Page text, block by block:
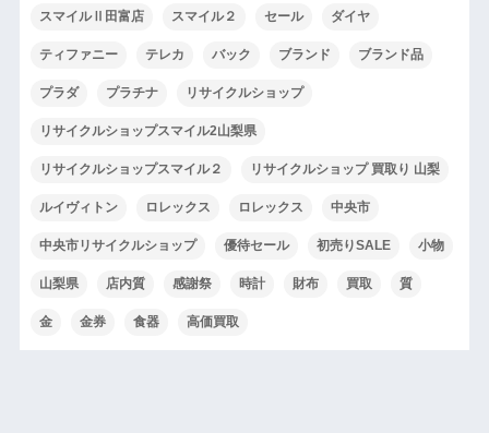
スマイルⅡ田富店 スマイル２ セール ダイヤ
ティファニー テレカ バック ブランド ブランド品
プラダ プラチナ リサイクルショップ
リサイクルショップスマイル2山梨県
リサイクルショップスマイル２ リサイクルショップ 買取り 山梨
ルイヴィトン ロレックス ロレックス 中央市
中央市リサイクルショップ 優待セール 初売りSALE 小物
山梨県 店内質 感謝祭 時計 財布 買取 質
金 金券 食器 高価買取